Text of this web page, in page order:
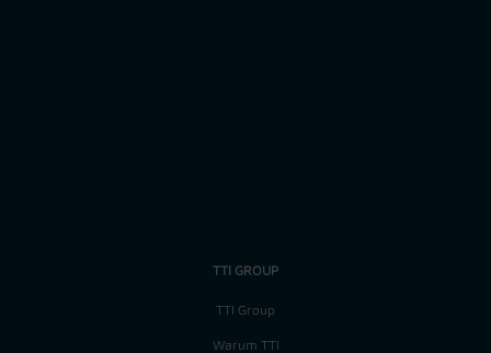
TTI GROUP
TTI Group
Warum TTI